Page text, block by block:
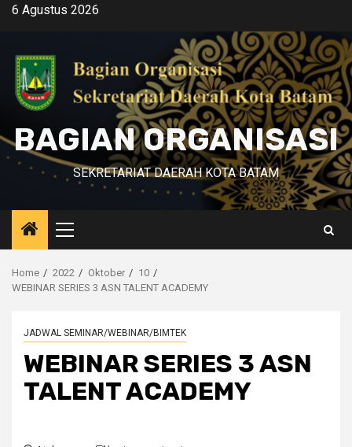
Skip6 Agustus 2026
BAGIAN ORGANISASI
SEKRETARIAT DAERAH KOTA BATAM
Primary
Menu
Home 2022 Oktober
10
WEBINAR SERIES 3 ASN TALENT ACADEMY
JADWAL SEMINAR/WEBINAR/BIMTEK
WEBINAR SERIES 3 ASN
TALENT ACADEMY